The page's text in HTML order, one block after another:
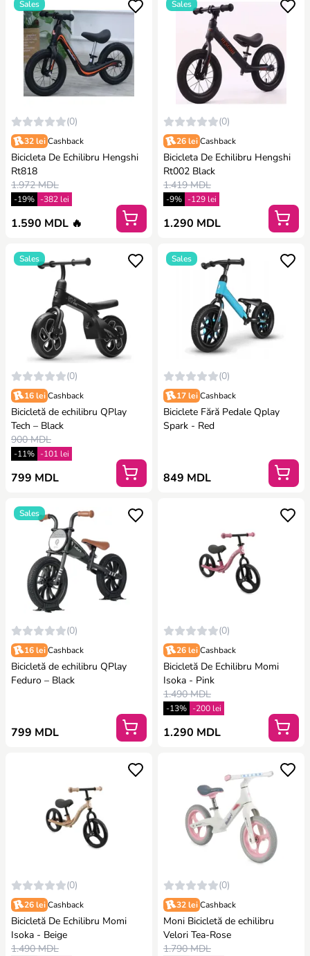
Sales
(0)
32 lei Cashback
Bicicleta De Echilibru Hengshi
Rt818
1.972 MDL
-19% -382 lei
1.590 MDL 🔥
Sales
(0)
26 lei Cashback
Bicicleta De Echilibru Hengshi
Rt002 Black
1.419 MDL
-9% -129 lei
1.290 MDL
Sales
(0)
16 lei Cashback
Bicicletă de echilibru QPlay
Tech – Black
900 MDL
-11% -101 lei
799 MDL
Sales
(0)
17 lei Cashback
Biciclete Fără Pedale Qplay
Spark - Red
849 MDL
Sales
(0)
16 lei Cashback
Bicicletă de echilibru QPlay
Feduro – Black
799 MDL
(0)
26 lei Cashback
Bicicletă De Echilibru Momi
Isoka - Pink
1.490 MDL
-13% -200 lei
1.290 MDL
(0)
26 lei Cashback
Bicicletă De Echilibru Momi
Isoka - Beige
1.490 MDL
(0)
32 lei Cashback
Moni Bicicletă de echilibru
Velori Tea-Rose
1.790 MDL